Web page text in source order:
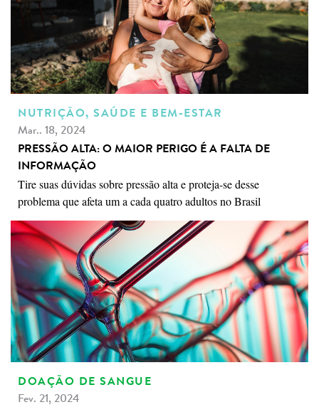
NUTRIÇÃO, SAÚDE E BEM-ESTAR
Mar.. 18, 2024
PRESSÃO ALTA: O MAIOR PERIGO É A FALTA DE
INFORMAÇÃO
Tire suas dúvidas sobre pressão alta e proteja-se desse
problema que afeta um a cada quatro adultos no Brasil
DOAÇÃO DE SANGUE
Fev. 21, 2024